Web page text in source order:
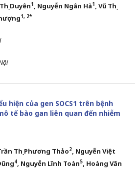
Duyên1 , Nguyễn Ngân Hà1 , Vũ Thị
1, 2*
hiện của gen SOCS1 trên bệnh
tế bào gan liên quan đến nhiễm
Thị Phương Thảo2, Nguyễn Việt
4, Nguyễn Lĩnh Toàn5, Hoàng Văn